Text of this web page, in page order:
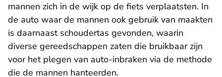
mannen zich in de wijk op de fiets verplaatsten. In
de auto waar de mannen ook gebruik van maakten
is daarnaast schoudertas gevonden, waarin
diverse gereedschappen zaten die bruikbaar zijn
voor het plegen van auto-inbraken via de methode
die de mannen hanteerden.